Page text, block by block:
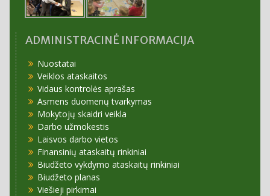
ADMINISTRACINĖ INFORMACIJA
Nuostatai
Veiklos ataskaitos
Vidaus kontrolės aprašas
Asmens duomenų tvarkymas
Mokytojų skaidri veikla
Darbo užmokestis
Laisvos darbo vietos
Finansinių ataskaitų rinkiniai
Biudžeto vykdymo ataskaitų rinkiniai
Biudžeto planas
Viešieji pirkimai